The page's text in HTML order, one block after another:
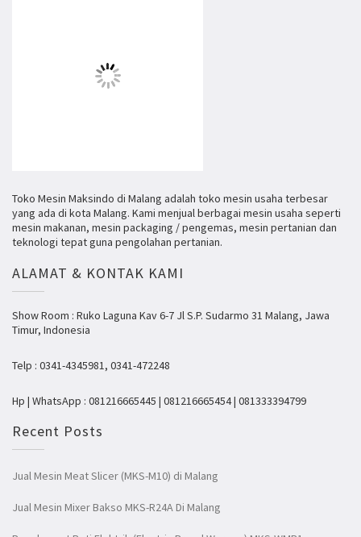
Toko Mesin Maksindo di Malang adalah toko mesin usaha terbesar
yang ada di kota Malang. Kami menjual berbagai mesin usaha seperti
mesin makanan, mesin packaging / pengemas, mesin pertanian dan
teknologi tepat guna pengolahan pertanian.
ALAMAT & KONTAK KAMI
Show Room : Ruko Laguna Kav 6-7 Jl S.P. Sudarmo 31 Malang, Jawa
Timur, Indonesia
Telp : 0341-4345981, 0341-472248
Hp | WhatsApp : 081216665445 | 081216665454 | 081333394799
Recent Posts
Jual Mesin Meat Slicer (MKS-M10) di Malang
Jual Mesin Mixer Bakso MKS-R24A Di Malang